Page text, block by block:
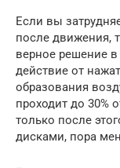
Если вы
после движения,
верное решение
действие от
образования
проходит до 30%
только после
дисками, пора